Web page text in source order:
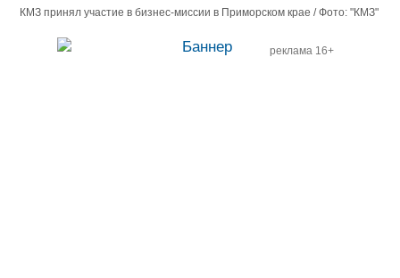
КМЗ принял участие в бизнес-миссии в Приморском крае / Фото: "КМЗ"
реклама 16+